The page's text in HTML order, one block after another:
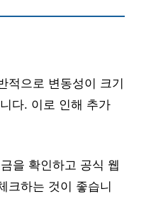
적으로 변동성이 크기
다. 이로 인해 추가
을 확인하고 공식 웹
크하는 것이 좋습니